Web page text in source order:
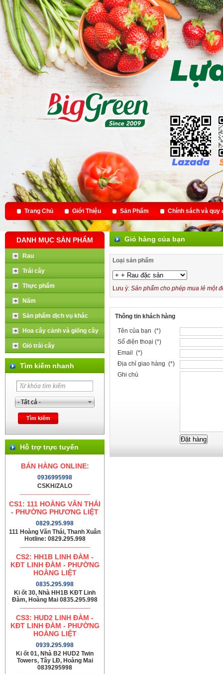
Trang Chủ Giới Thiệu Sản Phẩm Chính sách và quy
DANH MỤC SẢN PHẨM
Rau
Trái cây
Thực phẩm
Nấm
Sản phẩm dịch vụ khác
Hoa cây cảnh và giống cây
Giỏ trái cây
Tìm kiếm nhanh
Hỗ trợ trực tuyến
BÁN HÀNG ONLINE:
0936995998
CSKH/ZALO
CS1: 111 HOÀNG VĂN THÁI
- PHƯỜNG PHƯƠNG LIỆT
0829.295.998
111 Hoàng Văn Thái, Thanh Xuân
Hotline: 0829.295.998
CS2: HH1B LINH ĐÀM -
KĐT LINH ĐÀM - PHƯỜNG
HOÀNG LIỆT
0835.295.998
Ki ốt 30, Nhà HH1B KĐT Linh
Đàm, Hoàng Mai 0835.295.998
CS3: HUD2 LINH ĐÀM -
KĐT LINH ĐÀM - PHƯỜNG
HOÀNG LIỆT
0939.295.998
Ki ốt 01, Nhà B2 HUD2 Twin
Towers, Tây LĐ, Hoàng Mai
0839295998
Giỏ hàng của bạn
Loại sản phẩm
Lưu ý: Sản phẩm cho phép mua lẻ một
Thông tin khách hàng
Tên của bạn (*)
Số điện thoại (*)
Email (*)
Địa chỉ giao hàng (*)
Ghi chú